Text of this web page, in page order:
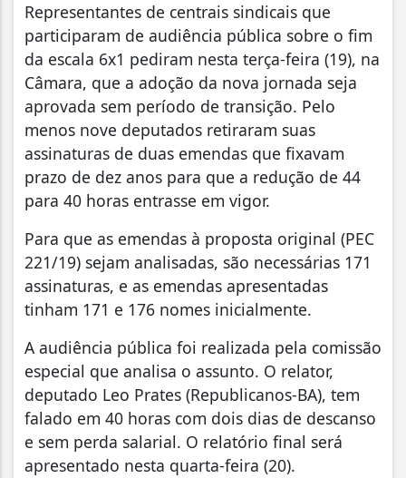
Representantes de centrais sindicais que
participaram de audiência pública sobre o fim
da escala 6x1 pediram nesta terça-feira (19), na
Câmara, que a adoção da nova jornada seja
aprovada sem período de transição. Pelo
menos nove deputados retiraram suas
assinaturas de duas emendas que fixavam
prazo de dez anos para que a redução de 44
para 40 horas entrasse em vigor.
Para que as emendas à proposta original (PEC
221/19) sejam analisadas, são necessárias 171
assinaturas, e as emendas apresentadas
tinham 171 e 176 nomes inicialmente.
A audiência pública foi realizada pela comissão
especial que analisa o assunto. O relator,
deputado Leo Prates (Republicanos-BA), tem
falado em 40 horas com dois dias de descanso
e sem perda salarial. O relatório final será
apresentado nesta quarta-feira (20).